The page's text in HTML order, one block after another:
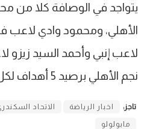
يتواجد في الوصافة كلا من
الأهلي، ومحمود وادي لاعب
لاعب إنبي وأحمد السيد زيزو
نجم الأهلي برصيد 5 أهداف لكل لاعب.
تاجز: اخبار الرياضة الاتحاد
مابولولو